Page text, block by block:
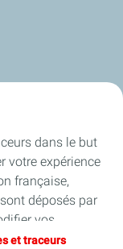
dans le but
votre expérience
française,
déposés par
vos
« Gérer
et traceurs